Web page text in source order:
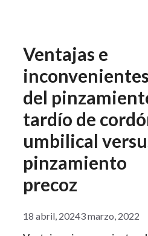
Ventajas e
inconvenientes
del
tardío de
umbilical
pinzamiento
precoz
18 abril, 20243 marzo, 2022